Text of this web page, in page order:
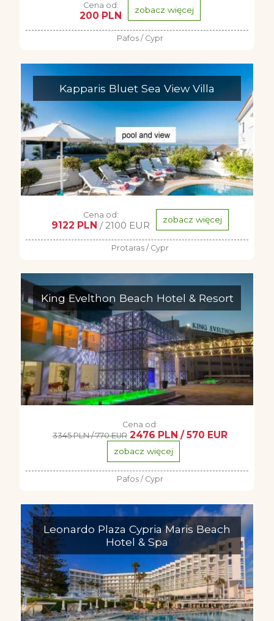
Cena od:
200 PLN zobacz więcej
Pafos / Cypr
Kapparis Bluet Sea View Villa
Cena od:
9122 PLN / 2100 EUR zobacz więcej
Protaras / Cypr
King Evelthon Beach Hotel & Resort
Cena od:
3345 PLN / 770 EUR 2476 PLN / 570 EUR
zobacz więcej
Pafos / Cypr
Leonardo Plaza Cypria Maris Beach
Hotel & Spa